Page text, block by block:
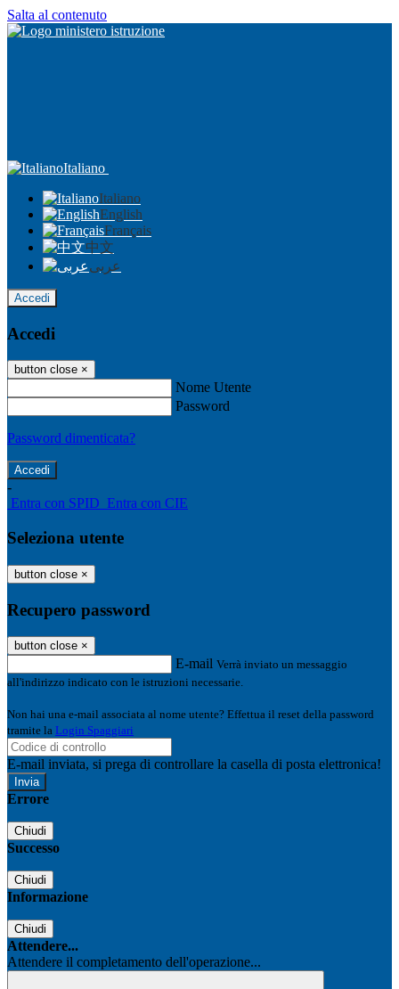
Salta al contenuto
Italiano
Italiano
English
Français
中文
عربى
Accedi
Accedi
button close ×
Nome Utente
Password
Password dimenticata?
-
Entra con SPID Entra con CIE
Seleziona utente
button close ×
Recupero password
button close ×
E-mail Verrà inviato un messaggio
all'indirizzo indicato con le istruzioni necessarie.
Non hai una e-mail associata al nome utente? Effettua il reset della password
tramite la Login Spaggiari
E-mail inviata, si prega di controllare la casella di posta elettronica!
Errore
Chiudi
Successo
Chiudi
Informazione
Chiudi
Attendere...
Attendere il completamento dell'operazione...